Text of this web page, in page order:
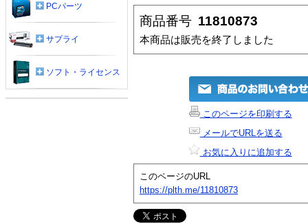
商品番号 11810873
本商品は販売を終了しました
このページを印刷する
メールでURLを送る
お気に入りに追加する
このページのURL
https://plth.me/11810873
PCパーツ
サプライ
ソフト・ライセンス